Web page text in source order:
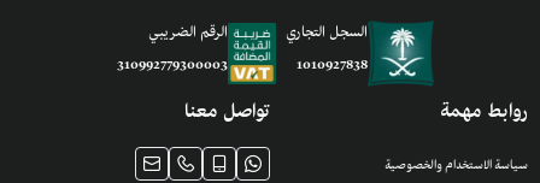
السجل التجاري
1010927838
الرقم الضريبي
310992779300003
روابط مهمة
سياسة الاستخدام والخصوصية
تواصل معنا